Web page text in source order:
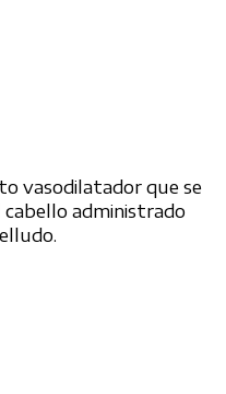
vasodilatador que se
administrado